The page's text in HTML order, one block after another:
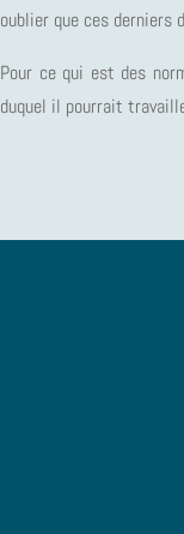
oublier que ces derniers
Pour ce qui est des
duquel il pourrait